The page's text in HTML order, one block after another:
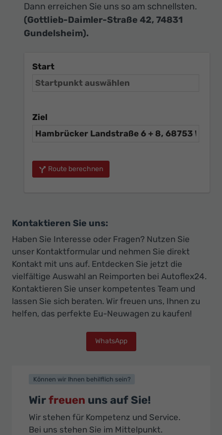
Dann erreichen Sie uns so am schnellsten.
(Gottlieb-Daimler-Straße 42, 74831
Gundelsheim).
Start
Ziel
Route berechnen
Kontaktieren Sie uns:
Haben Sie Interesse oder Fragen? Nutzen Sie
unser Kontaktformular und nehmen Sie direkt
Kontakt mit uns auf. Entdecken Sie jetzt die
vielfältige Auswahl an Reimporten bei Autoflex24.
Kontaktieren Sie unser kompetentes Team und
lassen Sie sich beraten. Wir freuen uns, Ihnen zu
helfen, das perfekte Eu-Neuwagen zu kaufen!
WhatsApp
Können wir Ihnen behilflich sein?
Wirfreuen uns auf Sie!
Wir stehen für Kompetenz und Service.
Bei uns stehen Sie im Mittelpunkt.